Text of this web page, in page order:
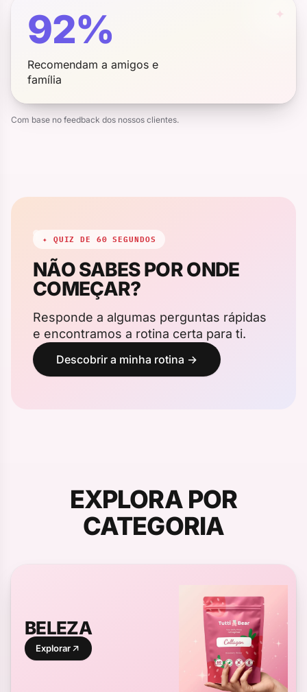
✦
92%
Recomendam a amigos e
família
Com base no feedback dos nossos clientes.
✦
✦✦ QUIZ DE 60 SEGUNDOS
NÃO SABES POR ONDE
COMEÇAR?
Responde a algumas perguntas rápidas
e encontramos a rotina certa para ti.
Descobrir a minha rotina →
EXPLORA POR
CATEGORIA
BELEZA
Explorar